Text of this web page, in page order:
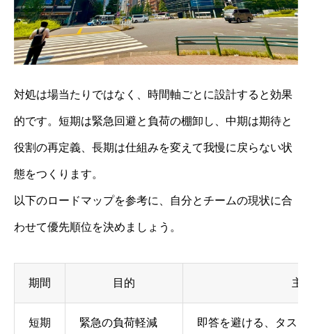
対処は場当たりではなく、時間軸ごとに設計すると効果
的です。短期は緊急回避と負荷の棚卸し、中期は期待と
役割の再定義、長期は仕組みを変えて我慢に戻らない状
態をつくります。
以下のロードマップを参考に、自分とチームの現状に合
わせて優先順位を決めましょう。
期間 目的 主
短期 緊急の負荷軽減 即答を避ける、タス